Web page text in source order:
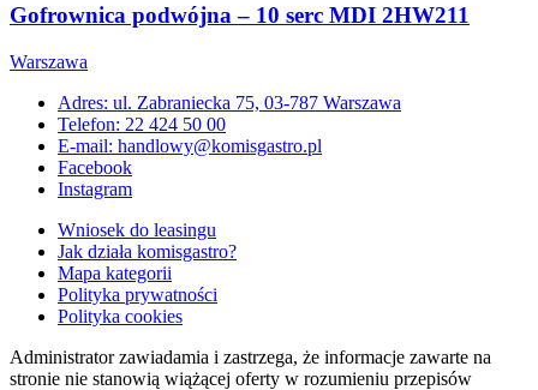
Gofrownica podwójna – 10 serc MDI 2HW211
Warszawa
Adres: ul. Zabraniecka 75, 03-787 Warszawa
Telefon: 22 424 50 00
E-mail: handlowy@komisgastro.pl
Facebook
Instagram
Wniosek do leasingu
Jak działa komisgastro?
Mapa kategorii
Polityka prywatności
Polityka cookies
Administrator zawiadamia i zastrzega, że informacje zawarte na
stronie nie stanowią wiążącej oferty w rozumieniu przepisów